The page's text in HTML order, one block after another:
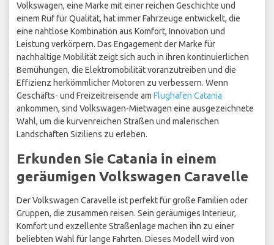
Volkswagen, eine Marke mit einer reichen Geschichte und
einem Ruf für Qualität, hat immer Fahrzeuge entwickelt, die
eine nahtlose Kombination aus Komfort, Innovation und
Leistung verkörpern. Das Engagement der Marke für
nachhaltige Mobilität zeigt sich auch in ihren kontinuierlichen
Bemühungen, die Elektromobilität voranzutreiben und die
Effizienz herkömmlicher Motoren zu verbessern. Wenn
Geschäfts- und Freizeitreisende am Flughafen Catania
ankommen, sind Volkswagen-Mietwagen eine ausgezeichnete
Wahl, um die kurvenreichen Straßen und malerischen
Landschaften Siziliens zu erleben.
Erkunden Sie Catania in einem
geräumigen Volkswagen Caravelle
Der Volkswagen Caravelle ist perfekt für große Familien oder
Gruppen, die zusammen reisen. Sein geräumiges Interieur,
Komfort und exzellente Straßenlage machen ihn zu einer
beliebten Wahl für lange Fahrten. Dieses Modell wird von